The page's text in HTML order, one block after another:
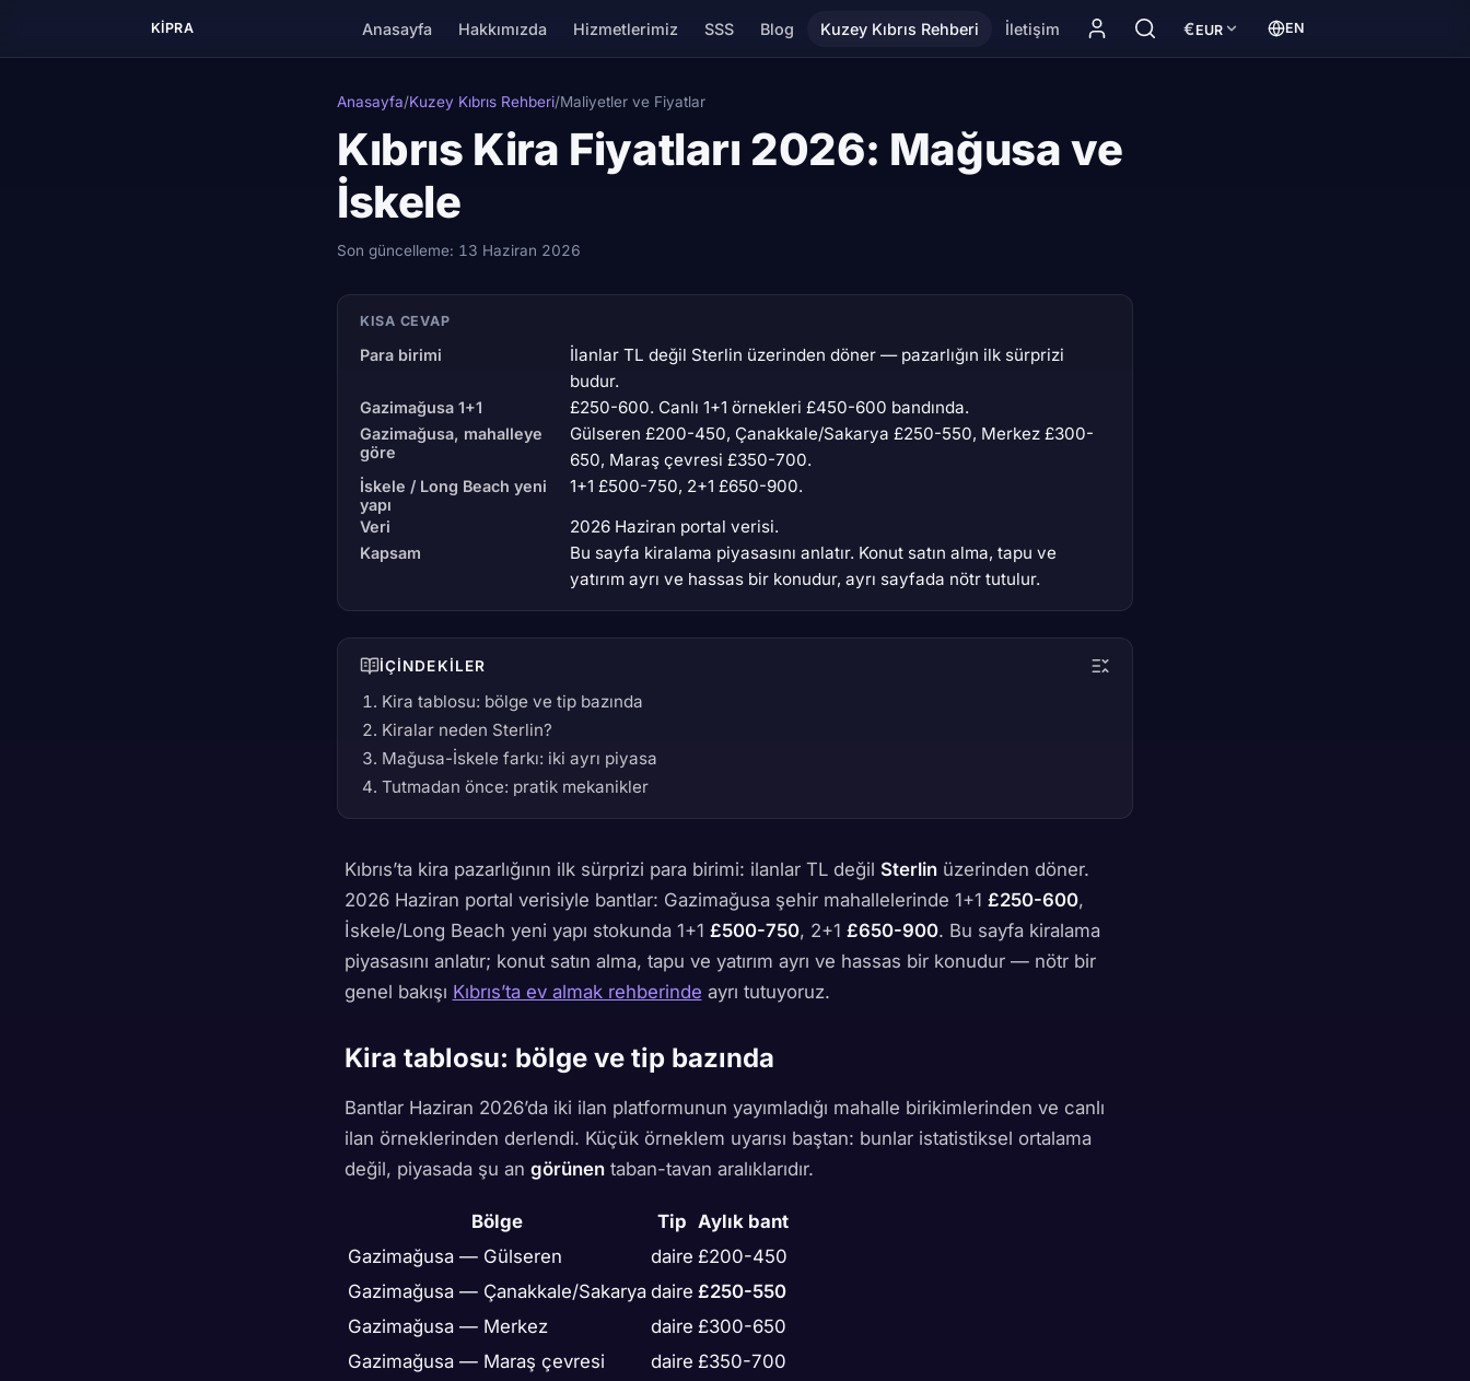
KIPRA Anasayfa Hakkımızda Hizmetlerimiz SSS Blog Kuzey Kıbrıs Rehberi İletişim Para birimi:
€EUR English:
EN
Anasayfa/Kuzey Kıbrıs Rehberi/Maliyetler ve Fiyatlar
Kıbrıs Kira Fiyatları 2026: Mağusa ve
İskele
Son güncelleme: 13 Haziran 2026
KISA CEVAP
Para birimi
İlanlar TL değil Sterlin üzerinden döner — pazarlığın ilk sürprizi
budur.
Gazimağusa 1+1 £250-600. Canlı 1+1 örnekleri £450-600 bandında.
Gazimağusa, mahalleye
göre
Gülseren £200-450, Çanakkale/Sakarya £250-550, Merkez £300-
650, Maraş çevresi £350-700.
İskele / Long Beach yeni
yapı
1+1 £500-750, 2+1 £650-900.
Veri 2026 Haziran portal verisi.
Kapsam
Bu sayfa kiralama piyasasını anlatır. Konut satın alma, tapu ve
yatırım ayrı ve hassas bir konudur, ayrı sayfada nötr tutulur.
İÇINDEKILER
Kira tablosu: bölge ve tip bazında
Kiralar neden Sterlin?
Mağusa-İskele farkı: iki ayrı piyasa
Tutmadan önce: pratik mekanikler
Kıbrıs’ta kira pazarlığının ilk sürprizi para birimi: ilanlar TL değil Sterlinüzerinden döner.
2026 Haziran portal verisiyle bantlar: Gazimağusa şehir mahallelerinde 1+1 £250-600,
İskele/Long Beach yeni yapı stokunda 1+1 £500-750, 2+1 £650-900. Bu sayfa kiralama
piyasasını anlatır; konut satın alma, tapu ve yatırım ayrı ve hassas bir konudur — nötr bir
genel bakışı Kıbrıs’ta ev almak rehberinde ayrı tutuyoruz.
Kira tablosu: bölge ve tip bazında
Bantlar Haziran 2026’da iki ilan platformunun yayımladığı mahalle birikimlerinden ve canlı
ilan örneklerinden derlendi. Küçük örneklem uyarısı baştan: bunlar istatistiksel ortalama
değil, piyasada şu an görünentaban-tavan aralıklarıdır.
Bölge Tip Aylık bant
Gazimağusa — Gülseren
daire £200-450
Gazimağusa — Çanakkale/Sakarya daire £250-550
Gazimağusa — Merkez
daire £300-650
Gazimağusa — Maraş çevresi
daire £350-700